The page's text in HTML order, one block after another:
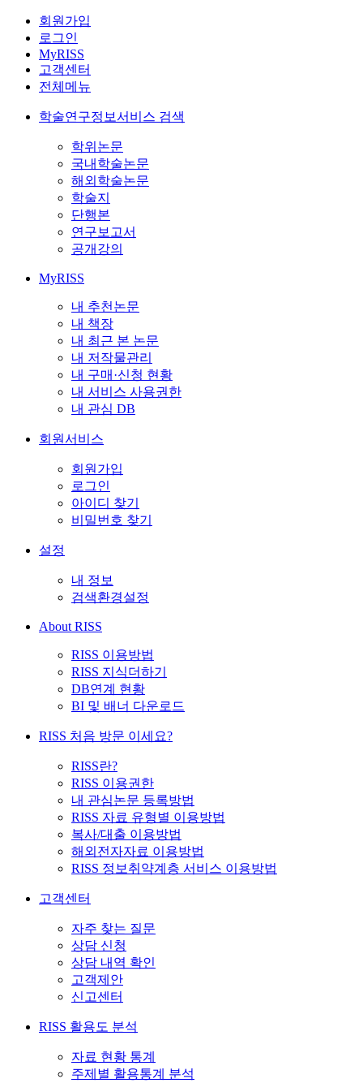
회원가입
로그인
MyRISS
고객센터
전체메뉴
학술연구정보서비스 검색
학위논문
국내학술논문
해외학술논문
학술지
단행본
연구보고서
공개강의
MyRISS
내 추천논문
내 책장
내 최근 본 논문
내 저작물관리
내 구매·신청 현황
내 서비스 사용권한
내 관심 DB
회원서비스
회원가입
로그인
아이디 찾기
비밀번호 찾기
설정
내 정보
검색환경설정
About RISS
RISS 이용방법
RISS 지식더하기
DB연계 현황
BI 및 배너 다운로드
RISS 처음 방문 이세요?
RISS란?
RISS 이용권한
내 관심논문 등록방법
RISS 자료 유형별 이용방법
복사/대출 이용방법
해외전자자료 이용방법
RISS 정보취약계층 서비스 이용방법
고객센터
자주 찾는 질문
상담 신청
상담 내역 확인
고객제안
신고센터
RISS 활용도 분석
자료 현황 통계
주제별 활용통계 분석